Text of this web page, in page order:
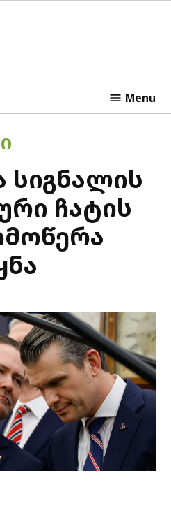
Menu
სიგნალის
ჩატის